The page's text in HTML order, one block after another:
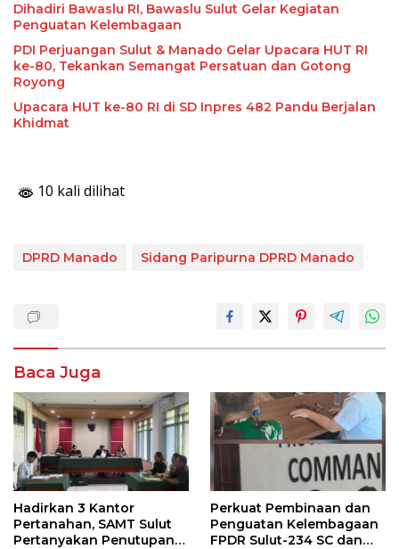
Dihadiri Bawaslu RI, Bawaslu Sulut Gelar Kegiatan
Penguatan Kelembagaan
PDI Perjuangan Sulut & Manado Gelar Upacara HUT RI
ke-80, Tekankan Semangat Persatuan dan Gotong
Royong
Upacara HUT ke-80 RI di SD Inpres 482 Pandu Berjalan
Khidmat
10 kali dilihat
DPRD Manado Sidang Paripurna DPRD Manado
Baca Juga
Hadirkan 3 Kantor
Pertanahan, SAMT Sulut
Pertanyakan Penutupan
Perkuat Pembinaan dan
Penguatan Kelembagaan
FPDR Sulut-234 SC dan